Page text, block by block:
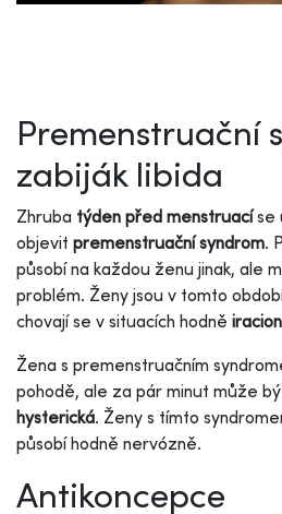
Premenstruační
zabiják libida
Zhruba týden před menstruacíse
objevit premenstruační syndrom.
působí na každou ženu jinak, ale
problém. Ženy jsou v tomto
chovají se v situacích hodně
Žena s premenstruačním
pohodě, ale za pár minut může
hysterická. Ženy s tímto
působí hodně nervózně.
Antikoncepce